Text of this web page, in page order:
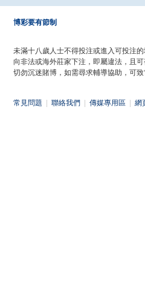
博彩要有節制
未滿十八歲人士不得投注或進入可投注的
向非法或海外莊家下注，即屬違法，且可
切勿沉迷賭博，如需尋求輔導協助，可
常見問題 聯絡我們 傳媒專用區 網